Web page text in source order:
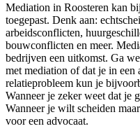
Mediation in Roosteren kan
toegepast. Denk aan:
arbeidsconflicten,
bouwconflicten en meer.
bedrijven een uitkomst. Ga
met mediation of dat je in een
relatieprobleem kun je
Wanneer je zeker weet dat je
Wanneer je wilt scheiden
voor een advocaat.